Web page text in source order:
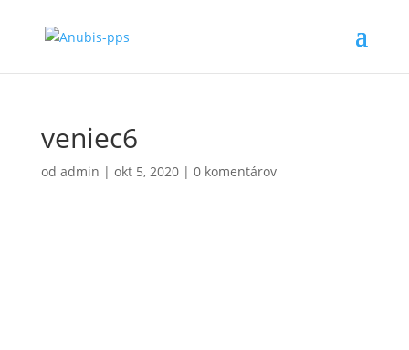
veniec6
od admin | okt 5, 2020| 0 komentárov